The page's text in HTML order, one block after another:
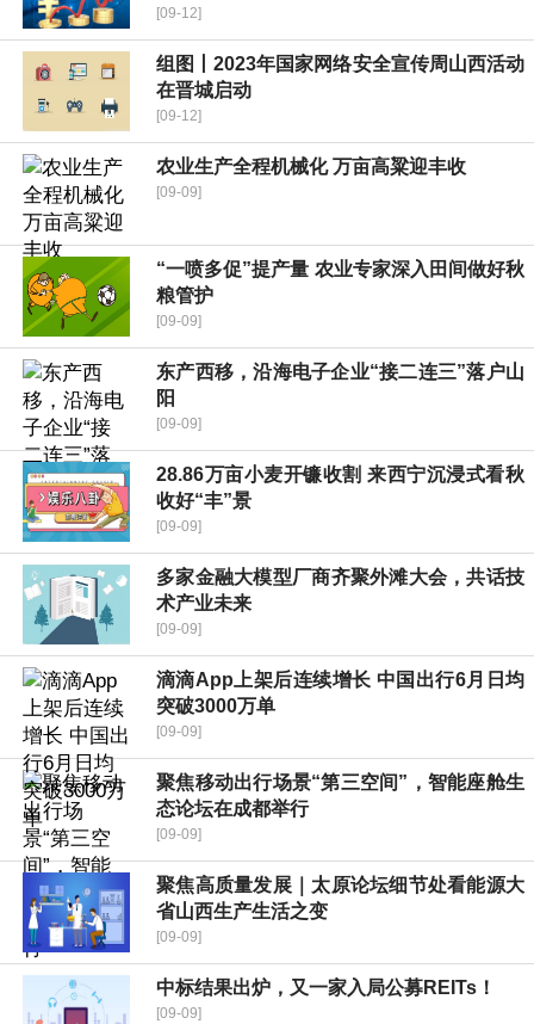
[09-12]
组图丨2023年国家网络安全宣传周山西活动
在晋城启动
[09-12]
农业生产全程机械化 万亩高粱迎丰收
[09-09]
“一喷多促”提产量 农业专家深入田间做好秋
粮管护
[09-09]
东产西移，沿海电子企业“接二连三”落户山
阳
[09-09]
28.86万亩小麦开镰收割 来西宁沉浸式看秋
收好“丰”景
[09-09]
多家金融大模型厂商齐聚外滩大会，共话技
术产业未来
[09-09]
滴滴App上架后连续增长 中国出行6月日均
突破3000万单
[09-09]
聚焦移动出行场景“第三空间”，智能座舱生
态论坛在成都举行
[09-09]
聚焦高质量发展｜太原论坛细节处看能源大
省山西生产生活之变
[09-09]
中标结果出炉，又一家入局公募REITs！
[09-09]